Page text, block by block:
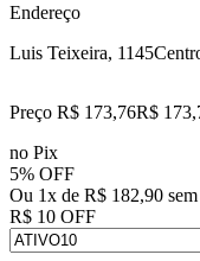
Endereço
Luis Teixeira, 1145
Preço R$ 173,76R$ 173,
no Pix
5% OFF
Ou 1x de R$ 182,90
R$ 10 OFF